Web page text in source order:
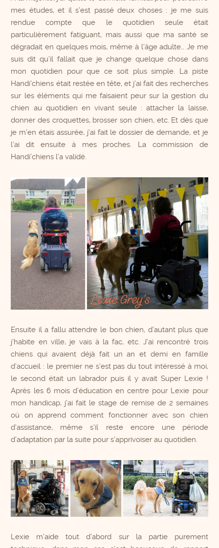
mes études, et il s’est passé deux choses : je me suis
rendue compte que le quotidien seule était
particulièrement fatiguant, mais aussi que ma santé se
dégradait en quelques mois, même à l’âge adulte… Je me
suis dit qu’il fallait que je change quelque chose dans
mon quotidien pour que ce soit plus simple. La piste
Handi’chiens était restée en tête, et j’ai fait des recherches
sur les éléments qui me faisaient peur sur la gestion du
chien au quotidien en vivant seule : attacher la laisse,
donner des croquettes, brosser son chien, etc. Et dès que
je m’en étais assurée, j’ai fait le dossier de demande, et je
l’ai dit ensuite à mes proches. La commission de
Handi’chiens l’a validé.
Ensuite il a fallu attendre le bon chien, d’autant plus que
j’habite en ville, je vais à la fac, etc. J’ai rencontré trois
chiens qui avaient déjà fait un an et demi en famille
d’accueil : le premier ne s’est pas du tout intéressé à moi,
le second était un labrador puis il y avait Super Lexie !
Après les 6 mois d’éducation en centre pour Lexie pour
mon handicap, j’ai fait le stage de remise de 2 semaines
où on apprend comment fonctionner avec son chien
d’assistance, même s’il reste encore une période
d’adaptation par la suite pour s’apprivoiser au quotidien.
Lexie m’aide tout d’abord sur la partie purement